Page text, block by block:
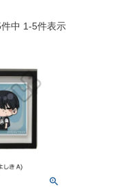
件中 1-5件表示